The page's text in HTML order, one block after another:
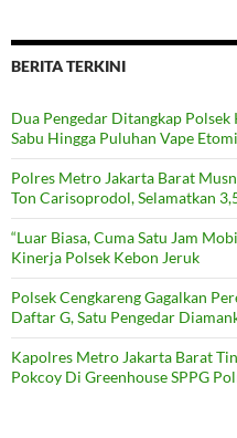
BERITA TERKINI
Dua Pengedar Ditangkap
Sabu Hingga Puluhan Vape
Polres Metro Jakarta Barat
Ton Carisoprodol, Selamatkan
“Luar Biasa, Cuma Satu Jam
Kinerja Polsek Kebon Jeruk
Polsek Cengkareng Gagalkan
Daftar G, Satu Pengedar
Kapolres Metro Jakarta Barat
Pokcoy Di Greenhouse SPPG